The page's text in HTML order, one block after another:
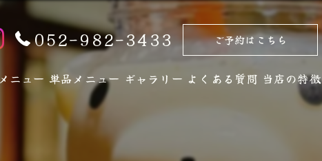
052-982-3433 ご予約はこちら
ニュー 単品メニュー ギャラリー よくある質問 当店の特徴